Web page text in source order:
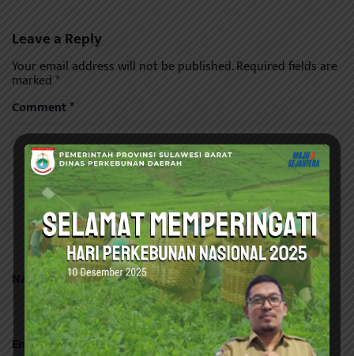
Leave a Reply
Your email address will not be published.Required fields are
marked*
Comment*
Name*
Email*